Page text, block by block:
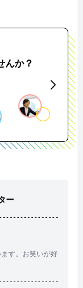
んか？
ー
す。お笑いが好